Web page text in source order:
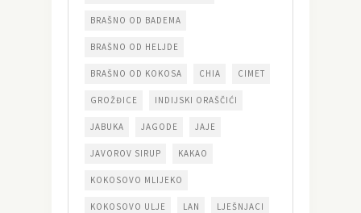
BRAŠNO OD BADEMA
BRAŠNO OD HELJDE
BRAŠNO OD KOKOSA CHIA CIMET
GROŽĐICE INDIJSKI ORAŠČIĆI
JABUKA JAGODE JAJE
JAVOROV SIRUP KAKAO
KOKOSOVO MLIJEKO
KOKOSOVO ULJE LAN LJEŠNJACI